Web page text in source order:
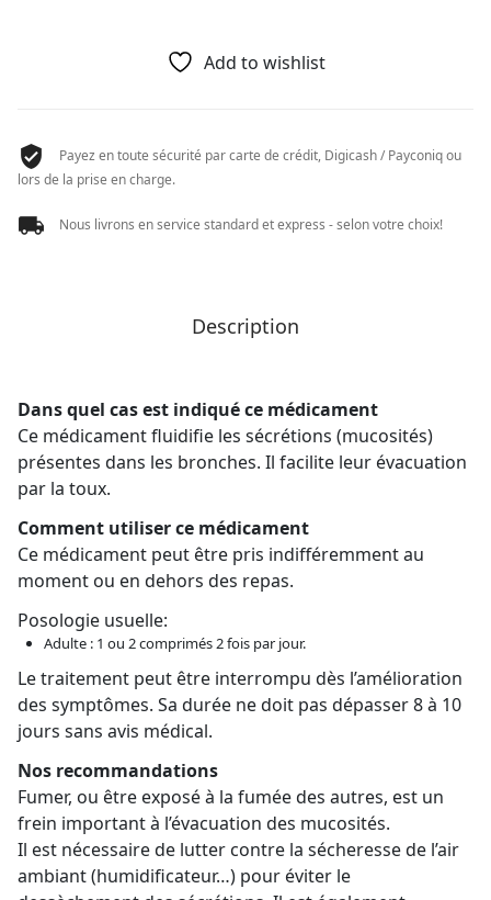
CPR
Add to wishlist
Payez en toute sécurité par carte de crédit, Digicash / Payconiq ou
lors de la prise en charge.
Nous livrons en service standard et express - selon votre choix!
Description
Dans quel cas est indiqué ce médicament
Ce médicament fluidifie les sécrétions (mucosités)
présentes dans les bronches. Il facilite leur évacuation
par la toux.
Comment utiliser ce médicament
Ce médicament peut être pris indifféremment au
moment ou en dehors des repas.
Posologie usuelle:
Adulte : 1 ou 2 comprimés 2 fois par jour.
Le traitement peut être interrompu dès l’amélioration
des symptômes. Sa durée ne doit pas dépasser 8 à 10
jours sans avis médical.
Nos recommandations
Fumer, ou être exposé à la fumée des autres, est un
frein important à l’évacuation des mucosités.
Il est nécessaire de lutter contre la sécheresse de l’air
ambiant (humidificateur…) pour éviter le